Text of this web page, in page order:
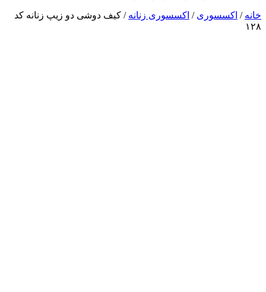
خانه / اکسسوری / اکسسوری زنانه / کیف دوشی دو زیپ زنانه کد
۱۲۸